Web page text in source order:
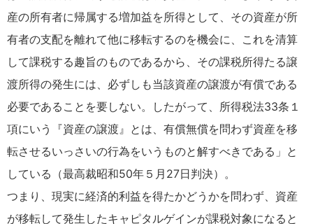
産の所有者に帰属する増加益を所得として、その資産が所
有者の支配を離れて他に移転するのを機会に、これを清算
して課税する趣旨のものであるから、その課税所得たる譲
渡所得の発生には、必ずしも当該資産の譲渡が有償である
必要であることを要しない。したがって、所得税法33条１
項にいう『資産の譲渡』とは、有償無償を問わず資産を移
転させるいっさいの行為をいうものと解すべきである」と
している（最高裁昭和50年５月27日判決）。
つまり、現実に経済的利益を得たかどうかを問わず、資産
が移転して発生したキャピタルゲインが課税対象になると